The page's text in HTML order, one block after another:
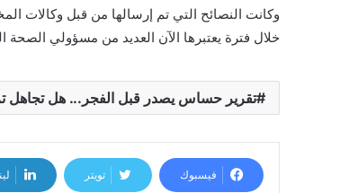
وكانت النصائح التي تم إرسالها من قبل وكالات
خلال فترة يعتبرها الآن العديد من مسؤولي
تقرير حساس يصدر قبل الفجر... هل تجاهل ترامب 12 إحاطة استخباراتية تحذر
فيسبوك تويتر